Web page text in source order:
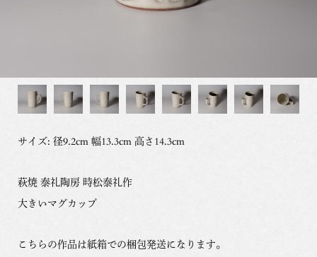
サイズ: 径9.2cm 幅13.3cm 高さ14.3cm
萩焼 泰礼陶房 時松泰礼作
大きいマグカップ
こちらの作品は紙箱での梱包発送になります。